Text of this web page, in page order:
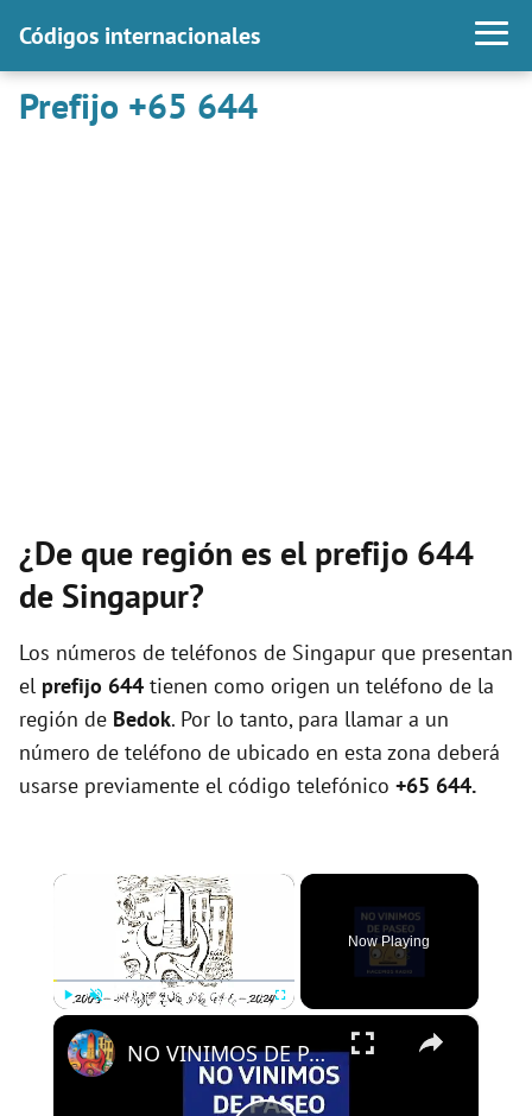
Códigos internacionales
Prefijo +65 644
¿De que región es el prefijo 644
de Singapur?
Los números de teléfonos de Singapur que presentan
el prefijo 644 tienen como origen un teléfono de la
región de Bedok. Por lo tanto, para llamar a un
número de teléfono de ubicado en esta zona deberá
usarse previamente el código telefónico +65 644.
×
Now Playing
×
NO VINIMOS DE PASEO - PROGRAMA 109 - 01/08/2024